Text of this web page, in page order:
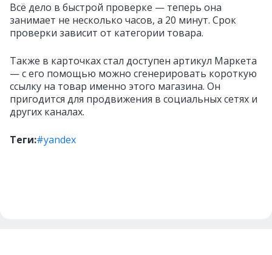
Всё дело в быстрой проверке — теперь она
занимает не несколько часов, а 20 минут. Срок
проверки зависит от категории товара.
Также в карточках стал доступен артикул Маркета
— с его помощью можно сгенерировать короткую
ссылку на товар именно этого магазина. Он
пригодится для продвижения в социальных сетях и
других каналах.
Теги:#yandex